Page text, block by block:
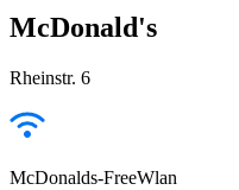
McDonald's
Rheinstr. 6
McDonalds-FreeWlan